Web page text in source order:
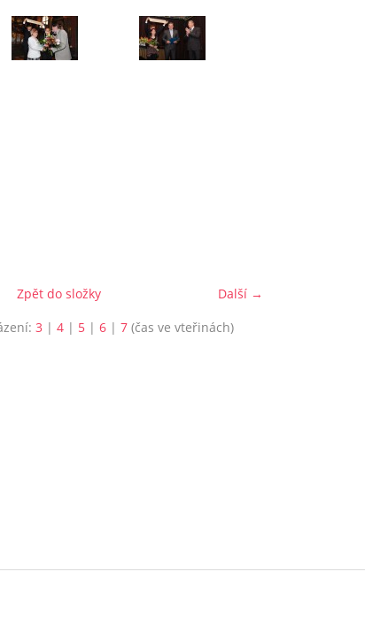
Další →
Zpět do složky
3 | 4| 5| 6| 7(čas ve vteřinách)